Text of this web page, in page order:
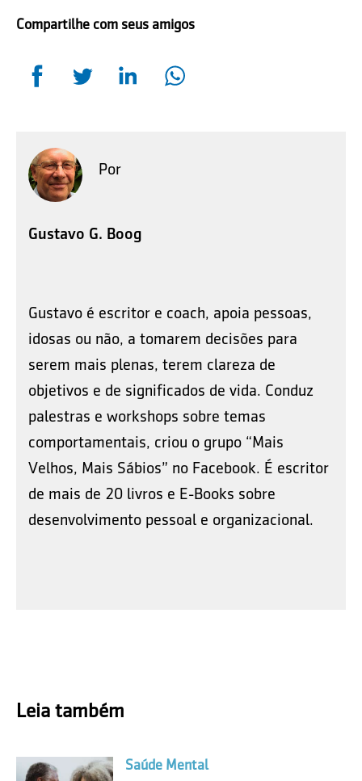
Compartilhe com seus amigos
Por
Gustavo G. Boog
Gustavo é escritor e coach, apoia pessoas,
idosas ou não, a tomarem decisões para
serem mais plenas, terem clareza de
objetivos e de significados de vida. Conduz
palestras e workshops sobre temas
comportamentais, criou o grupo “Mais
Velhos, Mais Sábios” no Facebook. É escritor
de mais de 20 livros e E-Books sobre
desenvolvimento pessoal e organizacional.
Leia também
Saúde Mental